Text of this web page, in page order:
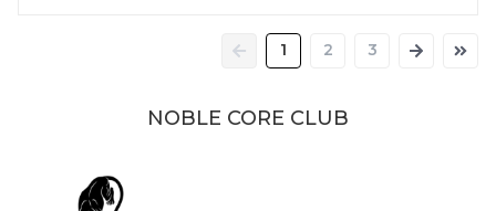
1 2 3
NOBLE CORE CLUB